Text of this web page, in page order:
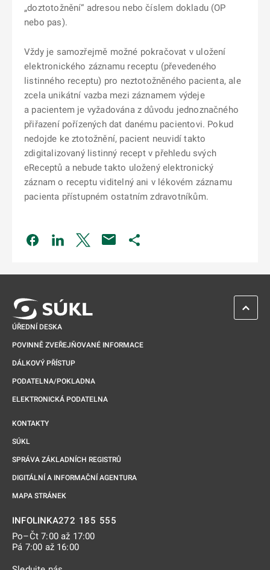
„doztotožnění“ adresou nebo číslem dokladu (OP
nebo pas).
Vždy je samozřejmě možné pokračovat v uložení
elektronického záznamu receptu (převedeného
listinného receptu) pro neztotožněného pacienta, ale
zcela unikátní vazba mezi záznamem výdeje
a pacientem je vyžadována z důvodu jednoznačného
přiřazení pořízených dat danému pacientovi. Pokud
nedojde ke ztotožnění, pacient neuvidí takto
zdigitalizovaný listinný recept v přehledu svých
eReceptů a nebude takto uložený elektronický
záznam o receptu viditelný ani v lékovém záznamu
pacienta přístupném ostatním zdravotníkům.
Odkaz se otevře na nové kartě
Odkaz se otevře na nové kartě
Odkaz se otevře na nové kartě
ÚŘEDNÍ DESKA
POVINNĚ ZVEŘEJŇOVANÉ INFORMACE
DÁLKOVÝ PŘÍSTUP
PODATELNA/POKLADNA
ELEKTRONICKÁ PODATELNA
KONTAKTY
SÚKL
SPRÁVA ZÁKLADNÍCH REGISTRŮ
DIGITÁLNÍ A INFORMAČNÍ AGENTURA
MAPA STRÁNEK
INFOLINKA272 185 555
Po–Čt 7:00 až 17:00
Pá 7:00 až 16:00
ZPĚT